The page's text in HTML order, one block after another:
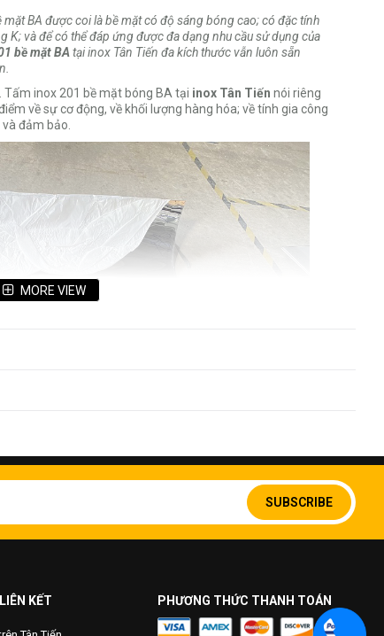
BA được coi là bề mặt có độ sáng bóng cao; có đặc tính
K; và để có thể đáp ứng được đa dạng nhu cầu sử dụng của
bề mặt BAtại inox Tân Tiến đa kích thước vẫn luôn sẵn
inox 201 bề mặt bóng BA tại inox Tân Tiến nói riêng
về sự cơ động, về khối lượng hàng hóa; về tính gia công
đảm bảo.
MORE VIEW
SUBSCRIBE
KẾT PHƯƠNG THỨC THANH TOÁN